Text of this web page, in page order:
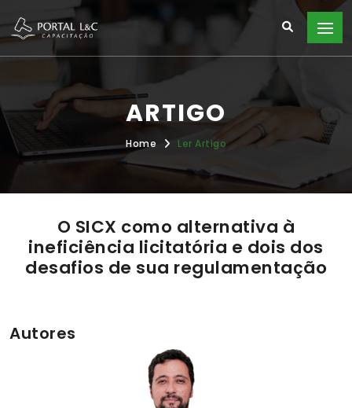
ARTIGO
Home Ler Artigo
O SICX como alternativa à
ineficiência licitatória e dois dos
desafios de sua regulamentação
Autores